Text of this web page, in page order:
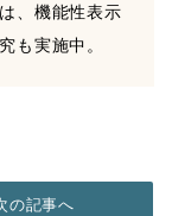
、機能性表示
も実施中。
の記事へ